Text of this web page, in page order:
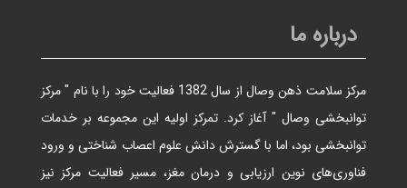
درباره ما
مرکز سلامت ذهن وصال از سال 1382 فعالیت خود را با نام " مرکز
توانبخشی وصال " آغاز کرد. تمرکز اولیه این مجموعه بر خدمات
توانبخشی بود، اما با گسترش دانش علوم اعصاب شناختی و ورود
فناوری‌های نوین ارزیابی و درمان مغز، مسیر فعالیت مرکز نیز